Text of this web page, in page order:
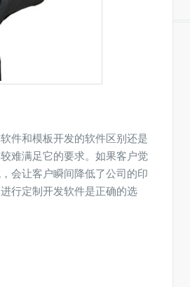
件和模板开发的软件区别还是
难满足它的要求。如果客户觉
会让客户瞬间降低了公司的印
行定制开发软件是正确的选